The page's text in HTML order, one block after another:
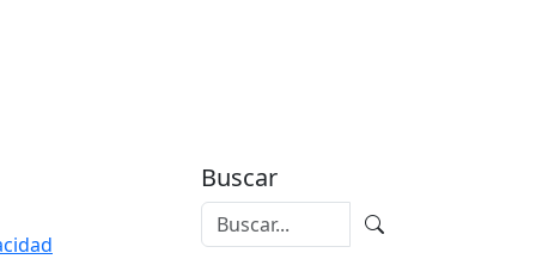
Buscar